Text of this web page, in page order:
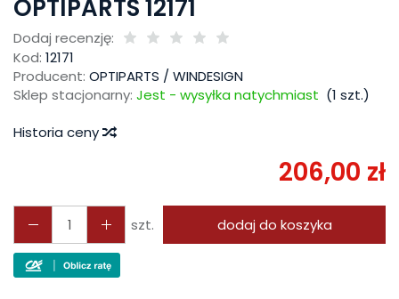
OPTIPARTS 12171
Dodaj recenzję:
Kod: 12171
Producent: OPTIPARTS / WINDESIGN
Sklep stacjonarny: Jest - wysyłka natychmiast (1 szt.)
Historia ceny
206,00 zł
szt. dodaj do koszyka